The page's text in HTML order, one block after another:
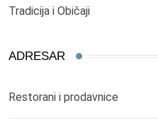
Tradicija i Običaji
ADRESAR
Restorani i prodavnice